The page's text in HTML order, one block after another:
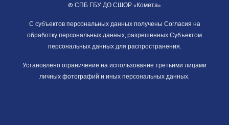
© СПБ ГБУ ДО СШОР «Комета»
С субъектов персональных данных получены Согласия на
обработку персональных данных, разрешенных Субъектом
персональных данных для распространения.
Установлено ограничение на использование третьими лицами
личных фотографий и иных персональных данных.